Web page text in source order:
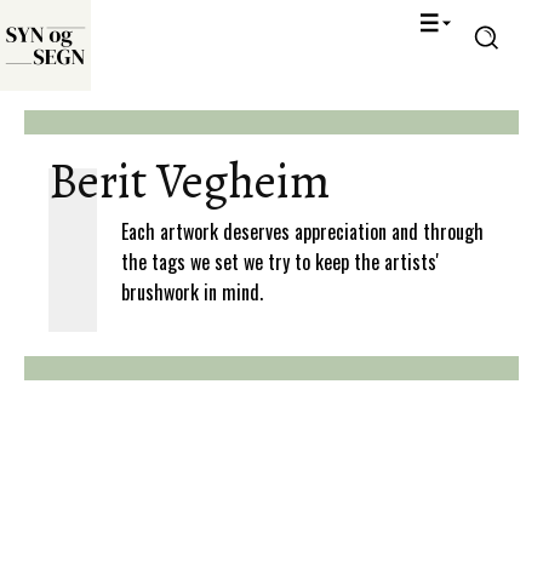
Berit Vegheim
Each artwork deserves appreciation and through
the tags we set we try to keep the artists'
brushwork in mind.